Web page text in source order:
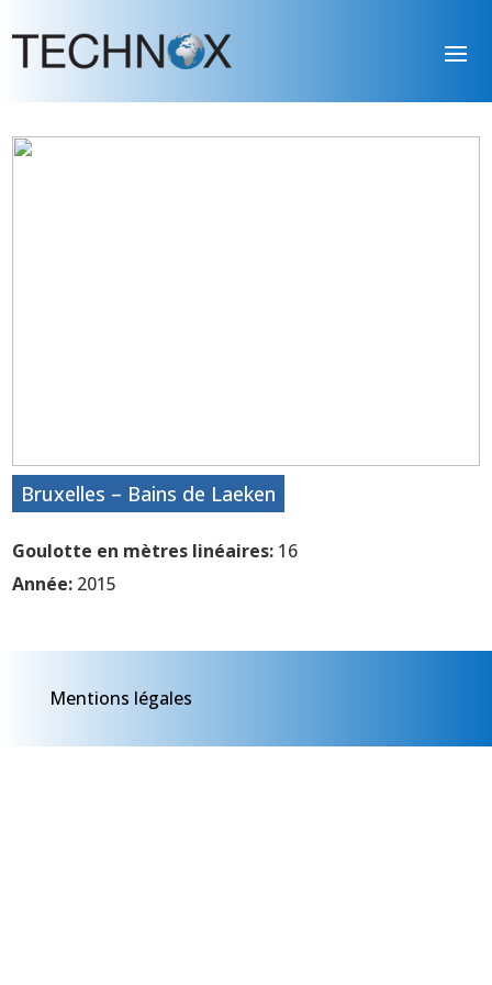
Bruxelles – Bains de Laeken
Goulotte en mètres linéaires: 16
Année: 2015
Mentions légales